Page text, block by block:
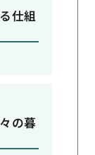
仕組
の暮